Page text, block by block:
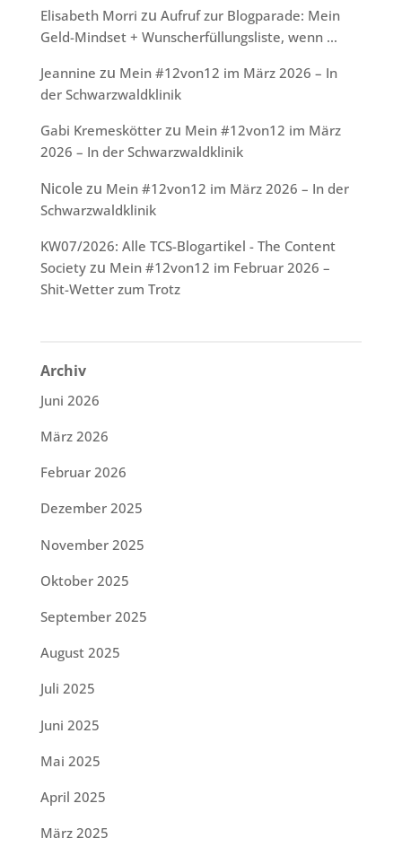
Elisabeth Morri zu Aufruf zur Blogparade: Mein
Geld-Mindset + Wunscherfüllungsliste, wenn …
Jeannine zu Mein #12von12 im März 2026 – In
der Schwarzwaldklinik
Gabi Kremeskötterzu Mein #12von12 im März
2026 – In der Schwarzwaldklinik
Nicolezu Mein #12von12 im März 2026 – In der
Schwarzwaldklinik
KW07/2026: Alle TCS-Blogartikel - The Content
Societyzu Mein #12von12 im Februar 2026 –
Shit-Wetter zum Trotz
Archiv
Juni 2026
März 2026
Februar 2026
Dezember 2025
November 2025
Oktober 2025
September 2025
August 2025
Juli 2025
Juni 2025
Mai 2025
April 2025
März 2025